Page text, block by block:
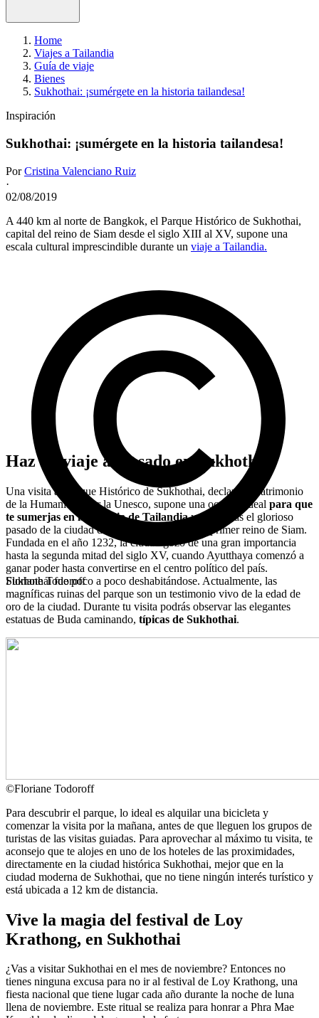
Home
Viajes a Tailandia
Guía de viaje
Bienes
Sukhothai: ¡sumérgete en la historia tailandesa!
Inspiración
Sukhothai: ¡sumérgete en la historia tailandesa!
PorCristina Valenciano Ruiz
·
02/08/2019
A 440 km al norte de Bangkok, el Parque Histórico de Sukhothai,
capital del reino de Siam desde el siglo XIII al XV, supone una
escala cultural imprescindible durante un viaje a Tailandia.
Floriane Todoroff
Haz un viaje al pasado en Sukhothai
Una visita al Parque Histórico de Sukhothai, declarado Patrimonio
de la Humanidad por la Unesco, supone una ocasión ideal para que
te sumerjas en la historia de Tailandiay descubras el glorioso
pasado de la ciudad de Sukhothai, capital del primer reino de Siam.
Fundada en el año 1232, la ciudad gozó de una gran importancia
hasta la segunda mitad del siglo XV, cuando Ayutthaya comenzó a
ganar poder hasta convertirse en el centro político del país.
Sukhothai fue poco a poco deshabitándose. Actualmente, las
magníficas ruinas del parque son un testimonio vivo de la edad de
oro de la ciudad. Durante tu visita podrás observar las elegantes
estatuas de Buda caminando, típicas de Sukhothai.
©Floriane Todoroff
Para descubrir el parque, lo ideal es alquilar una bicicleta y
comenzar la visita por la mañana, antes de que lleguen los grupos de
turistas de las visitas guiadas. Para aprovechar al máximo tu visita, te
aconsejo que te alojes en uno de los hoteles de las proximidades,
directamente en la ciudad histórica Sukhothai, mejor que en la
ciudad moderna de Sukhothai, que no tiene ningún interés turístico y
está ubicada a 12 km de distancia.
Vive la magia del festival de Loy
Krathong, en Sukhothai
¿Vas a visitar Sukhothai en el mes de noviembre? Entonces no
tienes ninguna excusa para no ir al festival de Loy Krathong, una
fiesta nacional que tiene lugar cada año durante la noche de luna
llena de noviembre. Este ritual se realiza para honrar a Phra Mae